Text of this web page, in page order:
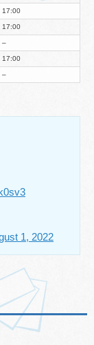
17:00
17:00
–
17:00
–
1, 2022